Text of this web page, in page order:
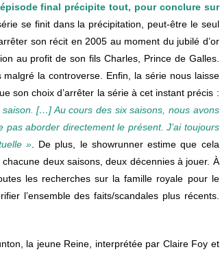
final précipite tout, pour conclure sur
se finit dans la précipitation, peut-être le seul
son récit en 2005 au moment du jubilé d’or
au profit de son fils Charles, Prince de Galles.
la controverse. Enfin, la série nous laisse
son choix d’arrêter la série à cet instant précis :
[…] Au cours des six saisons, nous avons
pas aborder directement le présent. J’ai toujours
». De plus, le showrunner estime que cela
deux saisons, deux décennies à jouer. À
les recherches sur la famille royale pour le
l’ensemble des faits/scandales plus récents.
la jeune Reine, interprétée par Claire Foy et